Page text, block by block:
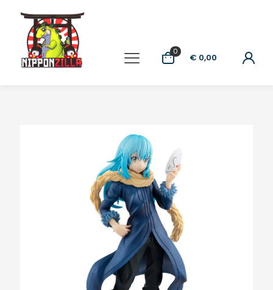
0
€ 0,00